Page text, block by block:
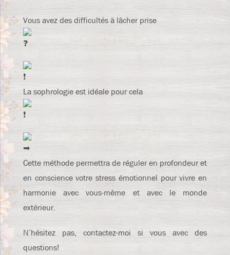
Vous avez des difficultés à lâcher prise
La sophrologie est idéale pour cela
Cette méthode permettra de réguler en profondeur et
en conscience votre stress émotionnel pour vivre en
harmonie avec vous-même et avec le monde
extérieur.
N’hésitez pas, contactez-moi si vous avec des
questions!